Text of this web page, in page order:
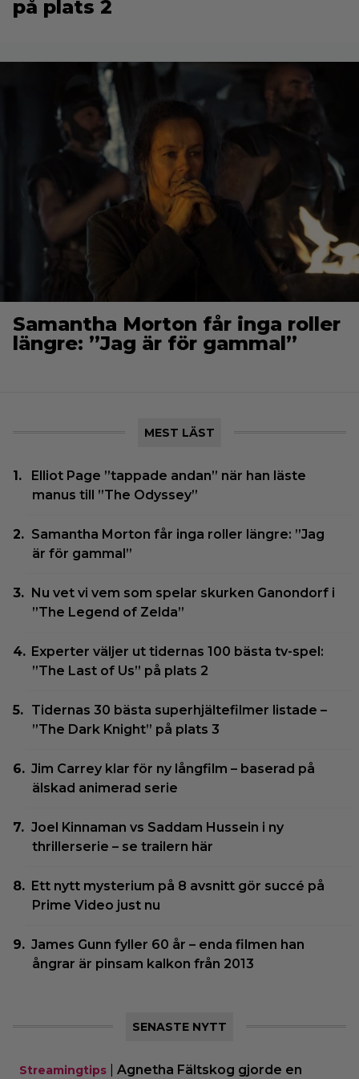
på plats 2
Samantha Morton får inga roller
längre: ”Jag är för gammal”
MEST LÄST
Elliot Page ”tappade andan” när han läste
manus till ”The Odyssey”
Samantha Morton får inga roller längre: ”Jag
är för gammal”
Nu vet vi vem som spelar skurken Ganondorf i
”The Legend of Zelda”
Experter väljer ut tidernas 100 bästa tv-spel:
”The Last of Us” på plats 2
Tidernas 30 bästa superhjältefilmer listade –
”The Dark Knight” på plats 3
Jim Carrey klar för ny långfilm – baserad på
älskad animerad serie
Joel Kinnaman vs Saddam Hussein i ny
thrillerserie – se trailern här
Ett nytt mysterium på 8 avsnitt gör succé på
Prime Video just nu
James Gunn fyller 60 år – enda filmen han
ångrar är pinsam kalkon från 2013
SENASTE NYTT
Streamingtips
Agnetha Fältskog gjorde en